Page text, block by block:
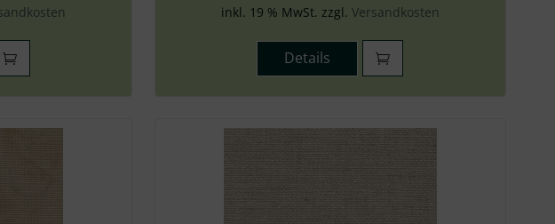
inkl. 19 % MwSt. zzgl. Versandkosten
Details